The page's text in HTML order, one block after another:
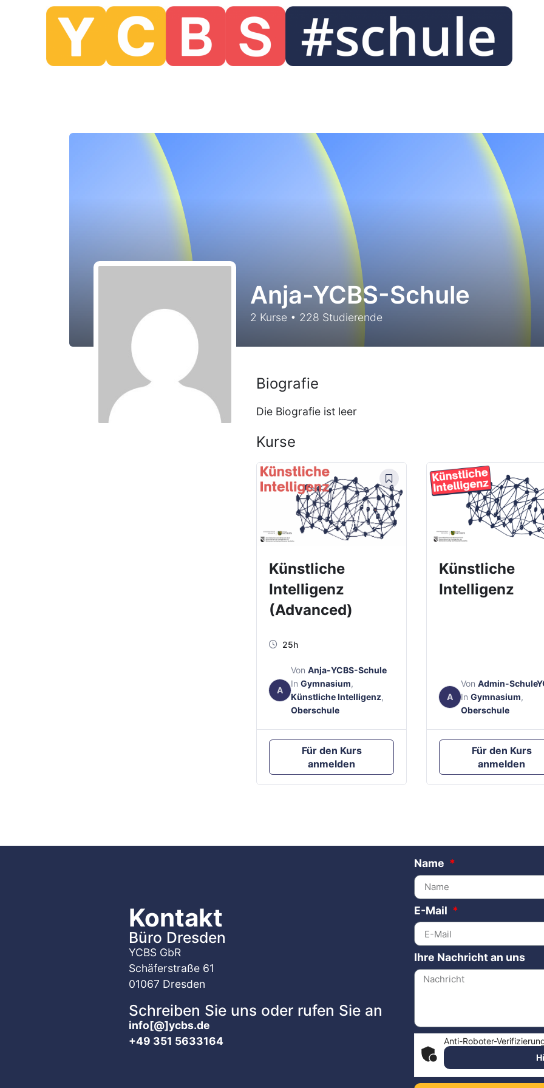
Anja-YCBS-Schule
2 Kurse • 228 Studierende
Biografie
Die Biografie ist leer
Kurse
Künstliche
Intelligenz
(Advanced)
25h
A
Von Anja-YCBS-Schule
In Gymnasium,
Künstliche Intelligenz,
Oberschule
Für den Kurs
anmelden
Künstliche
Intelligenz
A
Von Admin-
In Gymnasium,
Oberschule
Für den Kurs
anmelden
Kontakt
Büro Dresden
YCBS GbR
Schäferstraße 61
01067 Dresden
Schreiben Sie uns oder rufen Sie an
info[@]ycbs.de
+49 351 5633164
Name
E-Mail
Ihre Nachricht an uns
Anti-Roboter-